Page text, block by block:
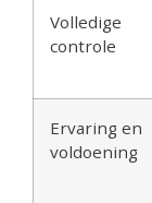
Volledige
controle
Ervaring en
voldoening